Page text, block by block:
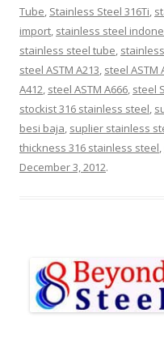
Tube, Stainless Steel 316Ti,
import, stainless steel
stainless steel tube,
steel ASTM A213, steel ASTM
A412, steel ASTM A666, steel
stockist 316 stainless steel,
besi baja, suplier stainless
thickness 316 stainless steel,
December 3, 2012.